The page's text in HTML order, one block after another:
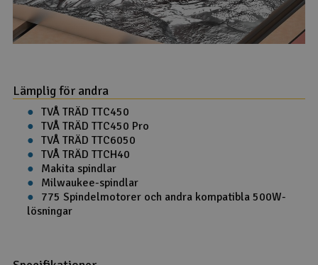
Lämplig för andra
TVÅ TRÄD TTC450
TVÅ TRÄD TTC450 Pro
TVÅ TRÄD TTC6050
TVÅ TRÄD TTCH40
Makita spindlar
Milwaukee-spindlar
775 Spindelmotorer och andra kompatibla 500W-
lösningar